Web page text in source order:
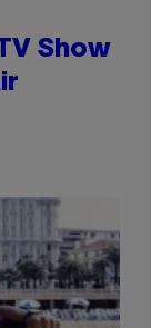
Show